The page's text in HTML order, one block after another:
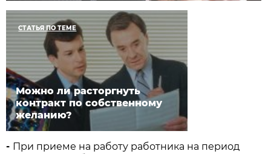
СТАТЬЯ ПО ТЕМЕ
Можно ли расторгнуть
контракт по собственному
желанию?
- При приеме на работу работника на период